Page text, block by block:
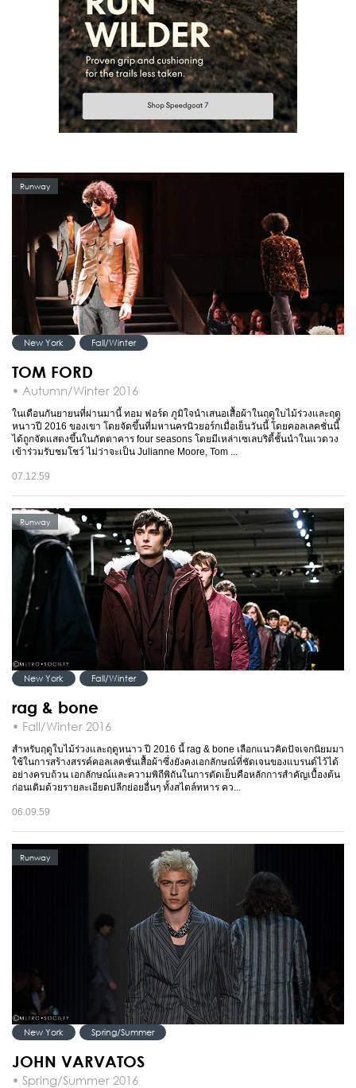
Runway
New York Fall/Winter
TOM FORD
• Autumn/Winter 2016
ในเดือนกันยายนที่ผ่านมานี้ ทอม ฟอร์ด ภูมิใจนำเสนอเสื้อผ้าในฤดูใบไม้ร่วงและฤดู
หนาวปี 2016 ของเขา โดยจัดขึ้นที่มหานครนิวยอร์กเมื่อเย็นวันนี้ โดยคอลเลคชั่นนี้
ได้ถูกจัดแสดงขึ้นในภัตตาคาร four seasons โดยมีเหล่าเซเลบริตี้ชั้นนำในแวดวง
เข้าร่วมรับชมโชว์ ไม่ว่าจะเป็น Julianne Moore, Tom ...
07.12.59
Runway
New York Fall/Winter
rag & bone
• Fall/Winter 2016
สำหรับฤดูใบไม้ร่วงและฤดูหนาว ปี 2016 นี้ rag & bone เลือกแนวคิดปัจเจกนิยมมา
ใช้ในการสร้างสรรค์คอลเลคชั่นเสื้อผ้าซึ่งยังคงเอกลักษณ์ที่ชัดเจนของแบรนด์ไว้ได้
อย่างครบถ้วน เอกลักษณ์และความพิถีพิถันในการตัดเย็บคือหลักการสำคัญเบื้องต้น
ก่อนเติมด้วยรายละเอียดปลีกย่อยอื่นๆ ทั้งสไตล์ทหาร คว...
06.09.59
Runway
New York Spring/Summer
JOHN VARVATOS
• Spring/Summer 2016